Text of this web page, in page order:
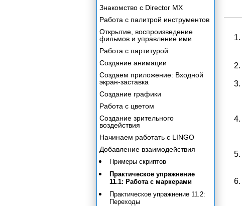
Знакомство с Director MX
Работа с палитрой инструментов
Открытие, воспроизведение
фильмов и управление ими
Работа с партитурой
Создание анимации
Создаем приложение: Входной
экран-заставка
Создание графики
Работа с цветом
Создание зрительного
воздействия
Начинаем работать с LINGO
Добавление взаимодействия
Примеры скриптов
Практическое упражнение
11.1: Работа с маркерами
Практическое упражнение 11.2:
Переходы